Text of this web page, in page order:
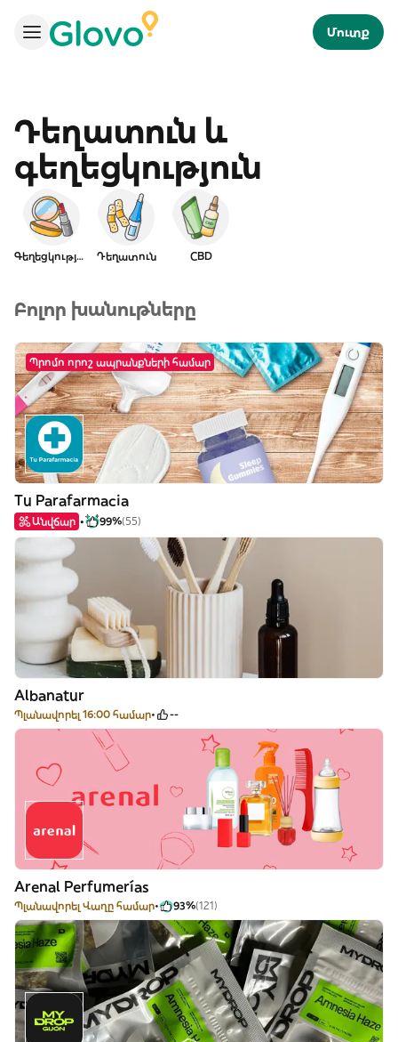
Մուտք
Դեղատուն և
գեղեցկություն
Գեղեցկություն Դեղատուն CBD
Բոլոր խանութները
Պրոմո որոշ ապրանքների համար
Tu Parafarmacia
Անվճար 99%(55)
Albanatur
Պլանավորել 16:00 համար --
Arenal Perfumerías
Պլանավորել Վաղը համար 93%(121)